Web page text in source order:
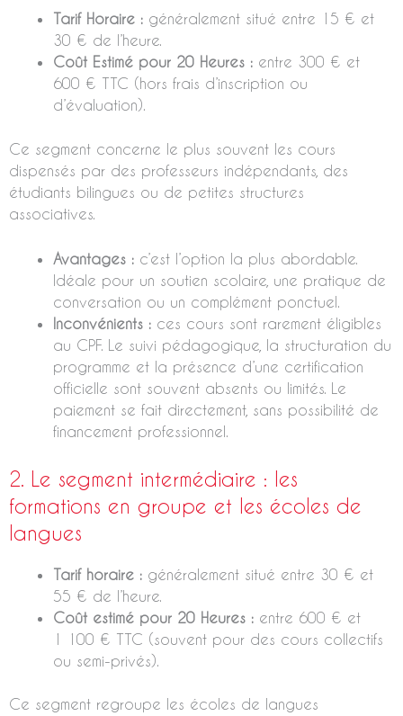
Tarif Horaire : généralement situé entre 15 € et
30 € de l’heure.
Coût Estimé pour 20 Heures : entre 300 € et
600 € TTC (hors frais d’inscription ou
d’évaluation).
Ce segment concerne le plus souvent les cours
dispensés par des professeurs indépendants, des
étudiants bilingues ou de petites structures
associatives.
Avantages : c’est l’option la plus abordable.
Idéale pour un soutien scolaire, une pratique de
conversation ou un complément ponctuel.
Inconvénients : ces cours sont rarement éligibles
au CPF. Le suivi pédagogique, la structuration du
programme et la présence d’une certification
officielle sont souvent absents ou limités. Le
paiement se fait directement, sans possibilité de
financement professionnel.
2. Le segment intermédiaire : les
formations en groupe et les écoles de
langues
Tarif horaire : généralement situé entre 30 € et
55 € de l’heure.
Coût estimé pour 20 Heures : entre 600 € et
1 100 € TTC (souvent pour des cours collectifs
ou semi-privés).
Ce segment regroupe les écoles de langues